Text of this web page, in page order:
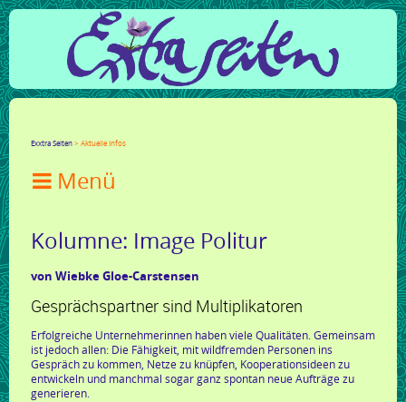
Exxtra Seiten Aktuelle Infos

Kolumne: Image Politur
von Wiebke Gloe-Carstensen
Gesprächspartner sind Multiplikatoren
Erfolgreiche Unternehmerinnen haben viele Qualitäten. Gemeinsam
ist jedoch allen: Die Fähigkeit, mit wildfremden Personen ins
Gespräch zu kommen, Netze zu knüpfen, Kooperationsideen zu
entwickeln und manchmal sogar ganz spontan neue Aufträge zu
generieren.